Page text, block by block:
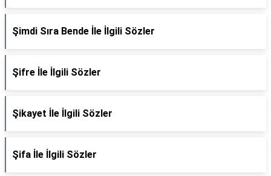
Şimdi Sıra Bende İle İlgili Sözler
Şifre İle İlgili Sözler
Şikayet İle İlgili Sözler
Şifa İle İlgili Sözler